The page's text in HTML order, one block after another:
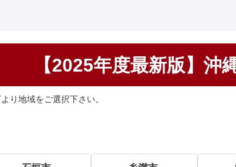
【2025年度最新版】沖
り地域をご選択下さい。